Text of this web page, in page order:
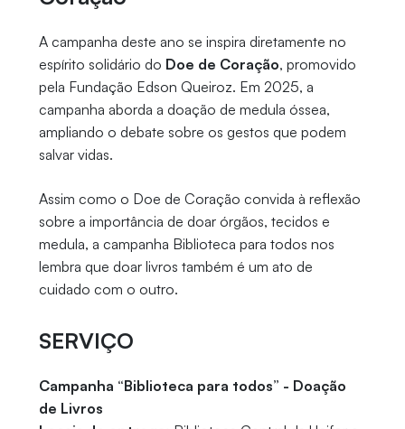
A campanha deste ano se inspira diretamente no
espírito solidário do Doe de Coração, promovido
pela Fundação Edson Queiroz. Em 2025, a
campanha aborda a doação de medula óssea,
ampliando o debate sobre os gestos que podem
salvar vidas.
Assim como o Doe de Coração convida à reflexão
sobre a importância de doar órgãos, tecidos e
medula, a campanha Biblioteca para todos nos
lembra que doar livros também é um ato de
cuidado com o outro.
SERVIÇO
Campanha “Biblioteca para todos” - Doação
de Livros